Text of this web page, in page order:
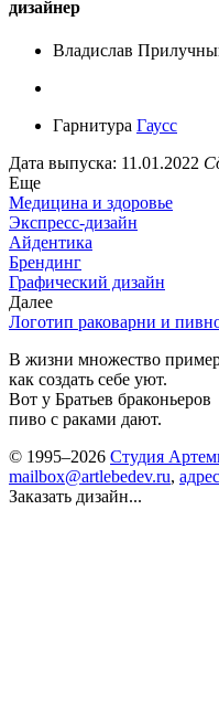
дизайнер
Владислав
Гарнитура Гаусс
Дата выпуска: 11.01.2022
Еще
Медицина и здоровье
Экспресс-дизайн
Айдентика
Брендинг
Графический дизайн
Далее
Логотип раковарни и
В жизни множество
как создать себе уют.
Вот у Братьев браконьеров
пиво с раками дают.
© 1995–2026 Студия
mailbox@artlebedev.ru,
Заказать дизайн...